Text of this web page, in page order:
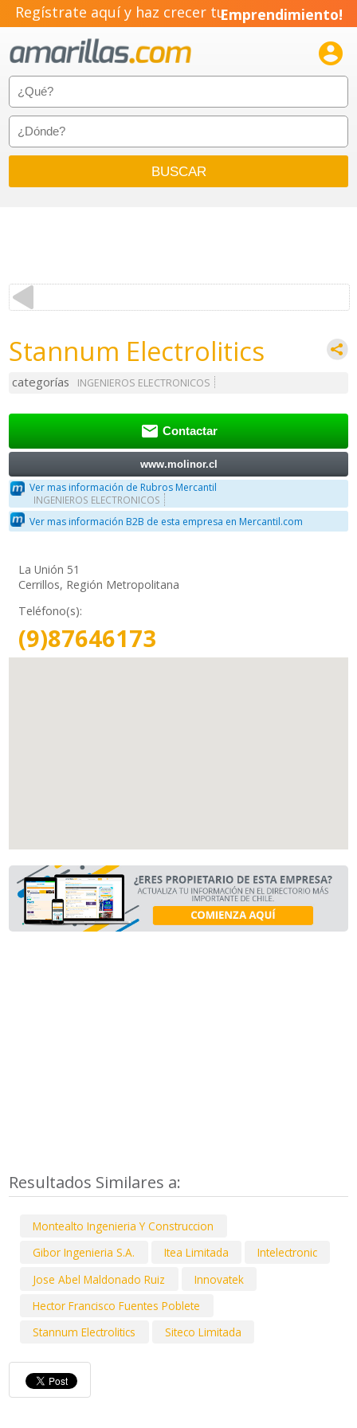
Regístrate aquí y haz crecer tuEmprendimiento!

Stannum Electrolitics
categorías INGENIEROS ELECTRONICOS
 Contactar
www.molinor.cl
Ver mas información de Rubros Mercantil
INGENIEROS ELECTRONICOS
Ver mas información B2B de esta empresa en Mercantil.com
La Unión 51
Cerrillos, Región Metropolitana
Teléfono(s):
(9)87646173
Resultados Similares a:
Montealto Ingenieria Y Construccion
Gibor Ingenieria S.A.
Itea Limitada
Intelectronic
Jose Abel Maldonado Ruiz
Innovatek
Hector Francisco Fuentes Poblete
Stannum Electrolitics
Siteco Limitada